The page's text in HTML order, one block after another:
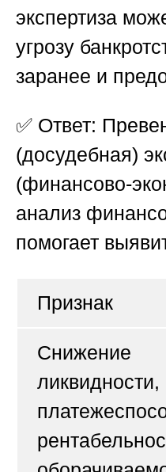
экспертиза
угрозу
заранее и
✅ Ответ:
(досудебная)
(финансово-
анализ
помогает
Признак
Снижение
ликвидности,